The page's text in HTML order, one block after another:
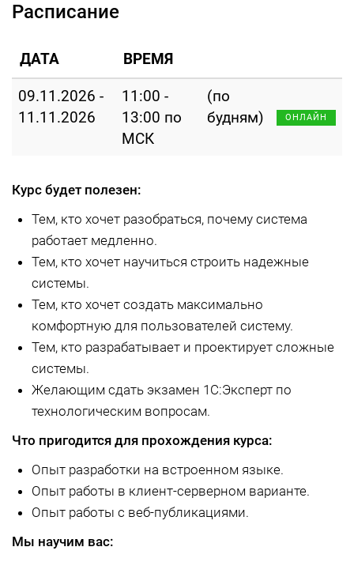
Расписание
ДАТА ВРЕМЯ
09.11.2026 -
11.11.2026
11:00 -
13:00 по
МСК
(по
будням)
ОНЛАЙН
Курс будет полезен:
Тем, кто хочет разобраться, почему система
работает медленно.
Тем, кто хочет научиться строить надежные
системы.
Тем, кто хочет создать максимально
комфортную для пользователей систему.
Тем, кто разрабатывает и проектирует сложные
системы.
Желающим сдать экзамен 1С:Эксперт по
технологическим вопросам.
Что пригодится для прохождения курса:
Опыт разработки на встроенном языке.
Опыт работы в клиент-серверном варианте.
Опыт работы с веб-публикациями.
Мы научим вас: